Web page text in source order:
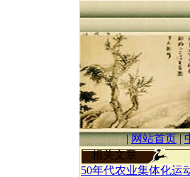
|网站首页|
相关文章
50年代农业集体化运